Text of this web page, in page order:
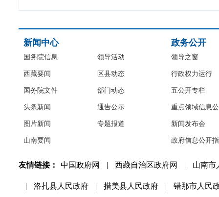
新闻中心
国务院信息
西藏要闻
国务院文件
头条新闻
图片新闻
山南要闻
领导活动
区县动态
部门动态
通告公示
专题报道
政务公开
领导之窗
行政权力运行
五公开专栏
重点领域信息
新闻发布会
政府信息公开
友情链接： 中国政府网 | 西藏自治区政府网 | 山南市
| 洛扎县人民政府 | 措美县人民政府 | 错那市人民